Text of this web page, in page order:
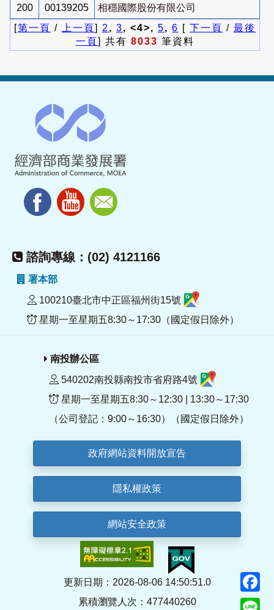
200 00139205
相穩國際股份有限公司
[第一頁 / 上一頁] 2 , 3, <4>, 5, 6 [ 下一頁 / 最後
一頁] 共有 8033 筆資料
諮詢專線：(02) 4121166
署本部
100210臺北市中正區福州街15號
星期一至星期五8:30～17:30（國定假日除外）
南投辦公區
540202南投縣南投市省府路4號
星期一至星期五8:30～12:30 | 13:30～17:30
（公司登記：9:00～16:30）（國定假日除外）
政府網站資料開放宣告
隱私權政策
網站安全政策
更新日期：2026-08-06 14:50:51.0
累積瀏覽人次：477440260